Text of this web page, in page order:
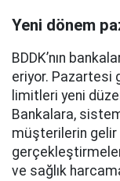
Yeni dönem
BDDK’nın
eriyor. Pazartesi
limitleri yeni
Bankalara,
müşterilerin gelir
ve sağlık